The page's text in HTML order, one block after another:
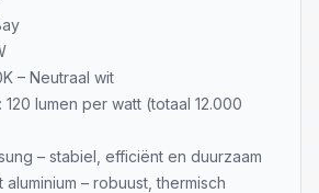
– Neutraal wit
: 120 lumen per watt (totaal 12.000
– stabiel, efficiënt en duurzaam
aluminium – robuust, thermisch